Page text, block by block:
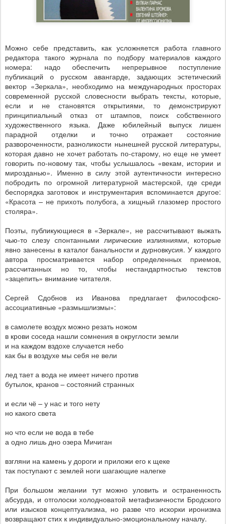
Можно себе представить, как усложняется работа главного
редактора такого журнала по подбору материалов каждого
номера: надо обеспечить непрерывное поступление
публикаций о русском авангарде, задающих эстетический
вектор «Зеркала», необходимо на международных просторах
современной русской словесности выбрать тексты, которые,
если и не становятся открытиями, то демонстрируют
принципиальный отказ от штампов, поиск собственного
художественного языка. Даже юбилейный выпуск лишен
парадной отделки и точно отражает состояние
развороченности, разноликости нынешней русской литературы,
которая давно не хочет работать по-старому, но еще не умеет
говорить по-новому так, чтобы услышалось «векам, истории и
мирозданью». Именно в силу этой аутентичности интересно
побродить по огромной литературной мастерской, где среди
беспорядка заготовок и инструментария вспоминается другое:
«Красота – не прихоть полубога, а хищный глазомер простого
столяра».
Поэты, публикующиеся в «Зеркале», не рассчитывают выжать
чью-то слезу спонтанными лирические излияниями, которые
явно занесены в каталог банальности и дурновкусия. У каждого
автора просматривается набор определенных приемов,
рассчитанных но то, чтобы нестандартностью текстов
«зацепить» внимание читателя.
Сергей Сдобнов из Иванова предлагает философско-
ассоциативные «размышлизмы»:
в самолете воздух можно резать ножом
в крови соседа нашли сомнения в округлости земли
и на каждом вздохе случается небо
как бы в воздухе мы себя не вели
лед тает а вода не имеет ничего против
бутылок, кранов – состояний странных
и если чё – у нас и того нету
но какого света
но что если не вода в тебе
а одно лишь дно озера Мичиган
взгляни на камень у дороги и приложи его к щеке
так поступают с землей ноги шагающие налегке
При большом желании тут можно уловить и остраненность
абсурда, и отголоски холодноватой метафизичности Бродского
или изысков концептуализма, но разве что искорки иронизма
возвращают стих к индивидуально-эмоциональному началу.